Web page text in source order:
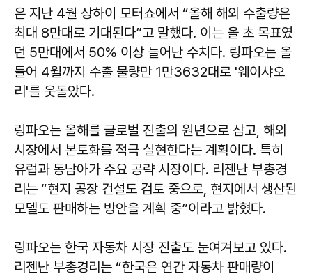
은 지난 4월 상하이 모터쇼에서 “올해 해외 수출량은
최대 8만대로 기대된다”고 말했다. 이는 올 초 목표였
던 5만대에서 50% 이상 늘어난 수치다. 링파오는 올
들어 4월까지 수출 물량만 1만3632대로 '웨이샤오
리'를 웃돌았다.
링파오는 올해를 글로벌 진출의 원년으로 삼고, 해외
시장에서 본토화를 적극 실현한다는 계획이다. 특히
유럽과 동남아가 주요 공략 시장이다. 리젠난 부총경
리는 “현지 공장 건설도 검토 중으로, 현지에서 생산된
모델도 판매하는 방안을 계획 중”이라고 밝혔다.
링파오는 한국 자동차 시장 진출도 눈여겨보고 있다.
리젠난 부총경리는 “한국은 연간 자동차 판매량이